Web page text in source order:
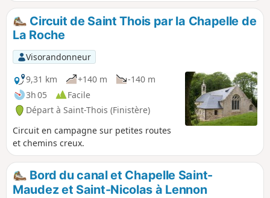
Circuit de Saint Thois par la Chapelle de
La Roche
Visorandonneur
9,31 km
+140 m
-140 m
3h 05
Facile
Départ à Saint-Thois (Finistère)
Circuit en campagne sur petites routes
et chemins creux.
Bord du canal et Chapelle Saint-
Maudez et Saint-Nicolas à Lennon